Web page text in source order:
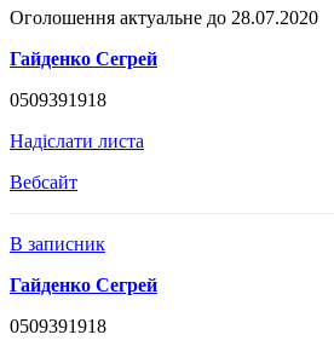
Оголошення актуальне до 28.07.2020
Гайденко Сегрей
0509391918
Надіслати листа
Вебсайт
В записник
Гайденко Сегрей
0509391918